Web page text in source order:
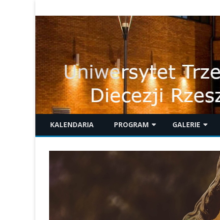
KALENDARIA PROGRAM
INNE ZAJĘCIA
GALERIE
GALERIE 2022